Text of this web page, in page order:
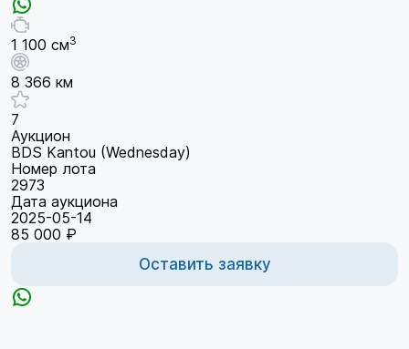
1 100 см3
8 366 км
7
Аукцион
BDS Kantou (Wednesday)
Номер лота
2973
Дата аукциона
2025-05-14
85 000 ₽
Оставить заявку